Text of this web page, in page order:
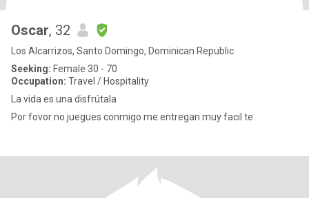
Oscar, 32
Los Alcarrizos, Santo Domingo, Dominican Republic
Seeking: Female 30 - 70
Occupation: Travel / Hospitality
La vida es una disfrútala
Por fovor no juegues conmigo me entregan muy facil te